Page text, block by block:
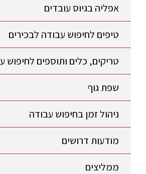
אפליה בגיוס עובדים
טיפים לחיפוש עבודה לבכירים
טריקים, כלים ותוספים לחיפוש
שפת גוף
ניהול זמן בחיפוש עבודה
מודעות דרושים
ממליצים